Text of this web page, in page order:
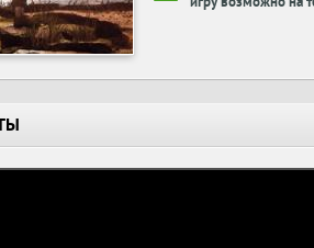
игру возможно на